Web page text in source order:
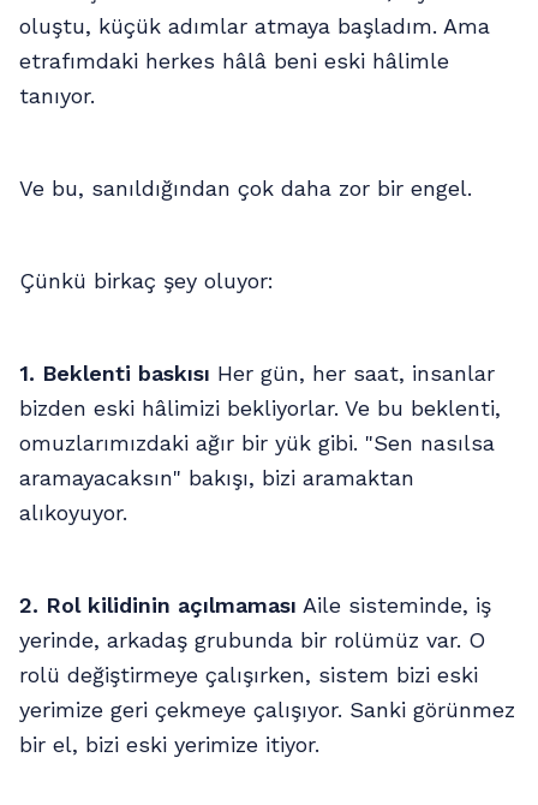
oluştu, küçük adımlar atmaya başladım. Ama
etrafımdaki herkes hâlâ beni eski hâlimle
tanıyor.
Ve bu, sanıldığından çok daha zor bir engel.
Çünkü birkaç şey oluyor:
1. Beklenti baskısı Her gün, her saat, insanlar
bizden eski hâlimizi bekliyorlar. Ve bu beklenti,
omuzlarımızdaki ağır bir yük gibi. "Sen nasılsa
aramayacaksın" bakışı, bizi aramaktan
alıkoyuyor.
2. Rol kilidinin açılmaması Aile sisteminde, iş
yerinde, arkadaş grubunda bir rolümüz var. O
rolü değiştirmeye çalışırken, sistem bizi eski
yerimize geri çekmeye çalışıyor. Sanki görünmez
bir el, bizi eski yerimize itiyor.